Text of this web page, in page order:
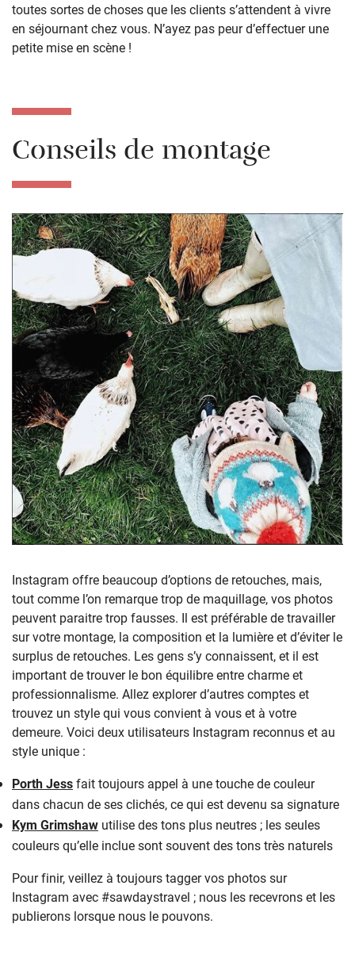
toutes sortes de choses que les clients s’attendent à vivre
en séjournant chez vous. N’ayez pas peur d’effectuer une
petite mise en scène !
Conseils de montage
Instagram offre beaucoup d’options de retouches, mais,
tout comme l’on remarque trop de maquillage, vos photos
peuvent paraitre trop fausses. Il est préférable de travailler
sur votre montage, la composition et la lumière et d’éviter le
surplus de retouches. Les gens s’y connaissent, et il est
important de trouver le bon équilibre entre charme et
professionnalisme. Allez explorer d’autres comptes et
trouvez un style qui vous convient à vous et à votre
demeure. Voici deux utilisateurs Instagram reconnus et au
style unique :
Porth Jessfait toujours appel à une touche de couleur
dans chacun de ses clichés, ce qui est devenu sa signature
Kym Grimshaw utilise des tons plus neutres ; les seules
couleurs qu’elle inclue sont souvent des tons très naturels
Pour finir, veillez à toujours tagger vos photos sur
Instagram avec #sawdaystravel ; nous les recevrons et les
publierons lorsque nous le pouvons.